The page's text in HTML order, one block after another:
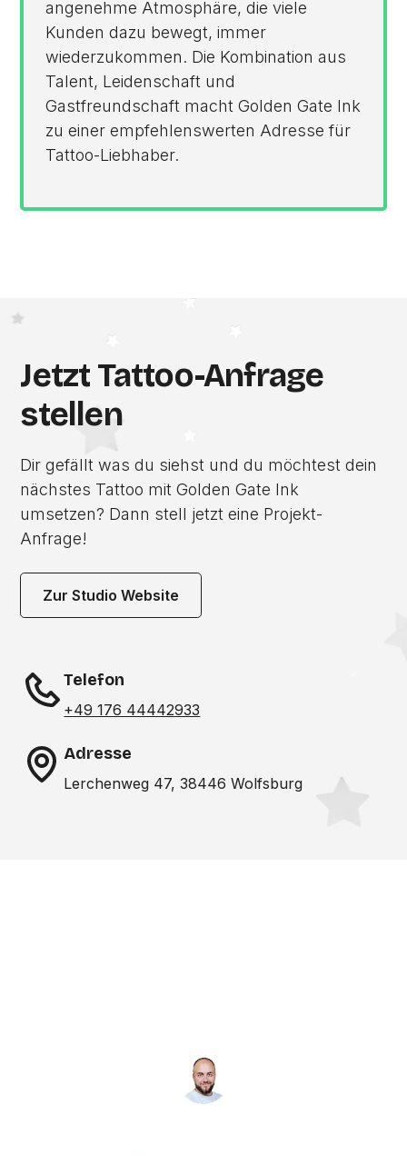
angenehme Atmosphäre, die viele
Kunden dazu bewegt, immer
wiederzukommen. Die Kombination aus
Talent, Leidenschaft und
Gastfreundschaft macht Golden Gate Ink
zu einer empfehlenswerten Adresse für
Tattoo-Liebhaber.
Jetzt Tattoo-Anfrage
stellen
Dir gefällt was du siehst und du möchtest dein
nächstes Tattoo mit Golden Gate Ink
umsetzen? Dann stell jetzt eine Projekt-
Anfrage!
Zur Studio Website
Telefon
+49 176 44442933
Adresse
Lerchenweg 47, 38446 Wolfsburg